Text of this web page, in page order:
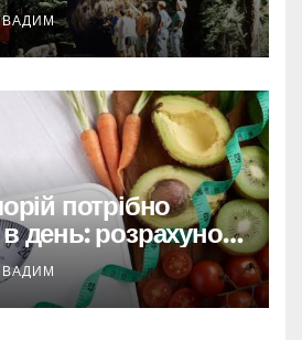
ВАДИМ
потрібно
день: розрахунок
норми
ВАДИМ